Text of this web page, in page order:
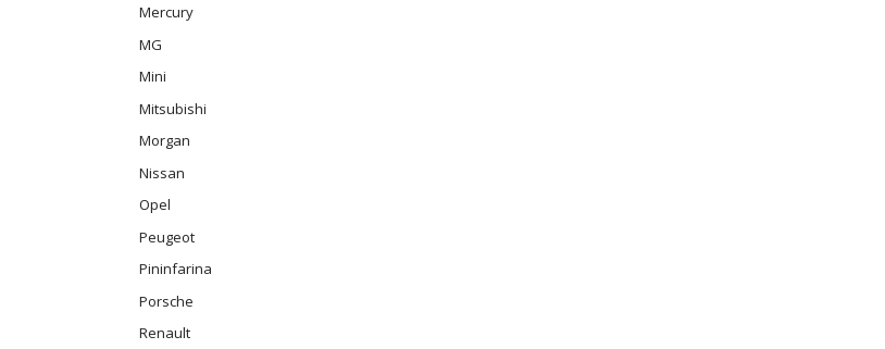
Mercury
MG
Mini
Mitsubishi
Morgan
Nissan
Opel
Peugeot
Pininfarina
Porsche
Renault